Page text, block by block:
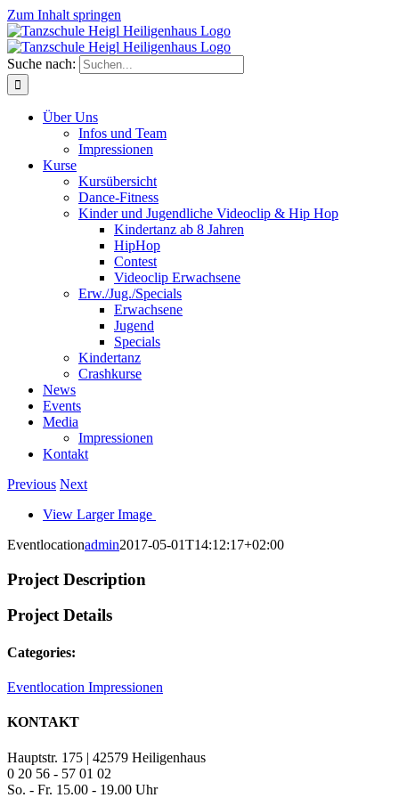
Zum Inhalt springen
Suche nach:
Über Uns
Infos und Team
Impressionen
Kurse
Kursübersicht
Dance-Fitness
Kinder und Jugendliche Videoclip & Hip Hop
Kindertanz ab 8 Jahren
HipHop
Contest
Videoclip Erwachsene
Erw./Jug./Specials
Erwachsene
Jugend
Specials
Kindertanz
Crashkurse
News
Events
Media
Impressionen
Kontakt
Previous Next
View Larger Image
Eventlocationadmin2017-05-01T14:12:17+02:00
Project Description
Project Details
Categories:
Eventlocation Impressionen
KONTAKT
Hauptstr. 175 | 42579 Heiligenhaus
0 20 56 - 57 01 02
So. - Fr. 15.00 - 19.00 Uhr